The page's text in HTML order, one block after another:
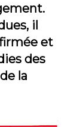
il
et
des
la